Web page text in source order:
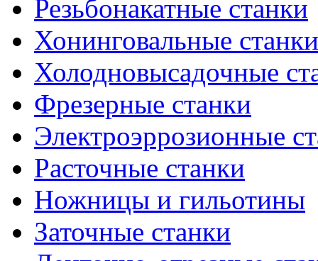
Резьбонакатные станки
Хонинговальные станки
Холодновысадочные
Фрезерные станки
Электроэррозионные
Расточные станки
Ножницы и гильотины
Заточные станки